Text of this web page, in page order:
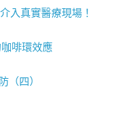
入真實醫療現場！
啡環效應
（四）